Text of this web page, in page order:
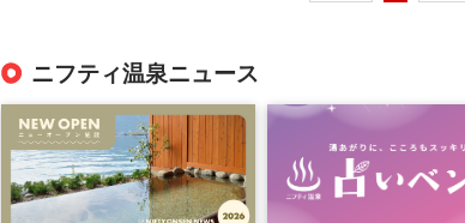
ニフティ温泉ニュース